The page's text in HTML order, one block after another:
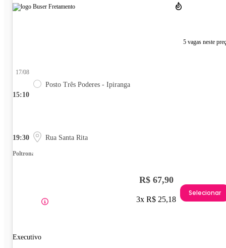
5 vagas neste
15:10
17/08
Posto Três Poderes - Ipiranga
19:30 Rua Santa Rita
Poltrona
Executivo
R$ 67,90
3x R$ 25,18
Selecionar